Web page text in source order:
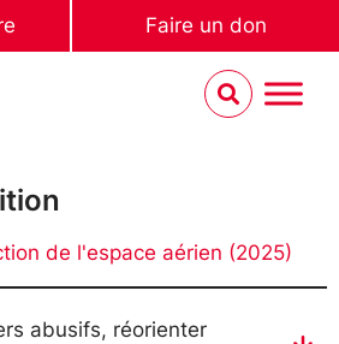
Faire un don
de l'espace aérien (2025)
abusifs, réorienter